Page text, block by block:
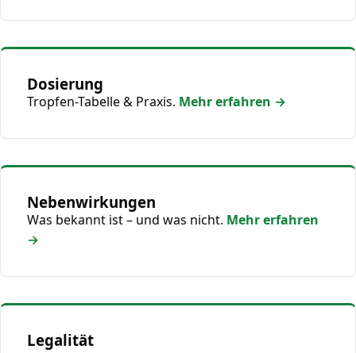
Dosierung
Tropfen-Tabelle & Praxis. Mehr erfahren →
Nebenwirkungen
Was bekannt ist – und was nicht. Mehr erfahren
→
Legalität